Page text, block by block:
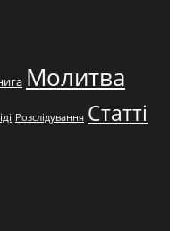
Молитва
Розслідування Статті